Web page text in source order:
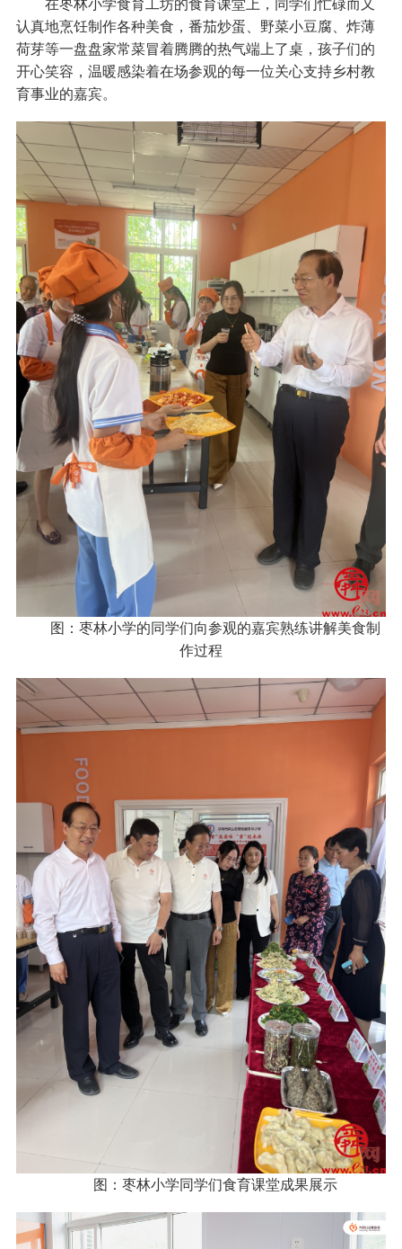
认真地烹饪制作各种美食，番茄炒蛋、野菜小豆腐、炸薄
荷芽等一盘盘家常菜冒着腾腾的热气端上了桌，孩子们的
开心笑容，温暖感染着在场参观的每一位关心支持乡村教
育事业的嘉宾。
图：枣林小学的同学们向参观的嘉宾熟练讲解美食制
作过程
图：枣林小学同学们食育课堂成果展示